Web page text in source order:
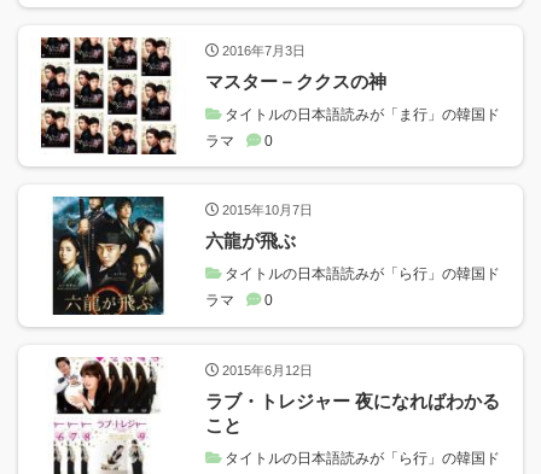
2016年7月3日
マスター－ククスの神
タイトルの日本語読みが「ま行」の韓国ド
ラマ
0
2015年10月7日
六龍が飛ぶ
タイトルの日本語読みが「ら行」の韓国ド
ラマ
0
2015年6月12日
ラブ・トレジャー 夜になればわかる
こと
タイトルの日本語読みが「ら行」の韓国ド